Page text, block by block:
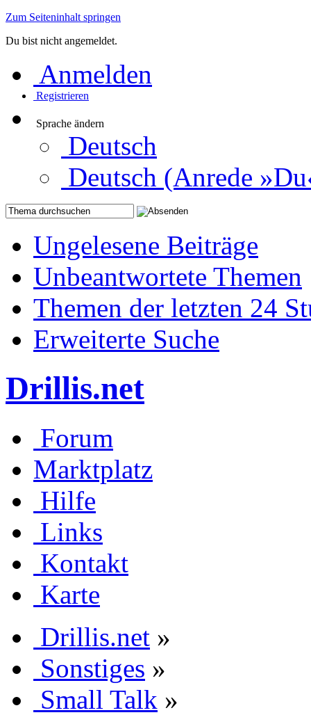
Zum Seiteninhalt springen
Du bist nicht angemeldet.
Anmelden
Registrieren
Sprache ändern
Deutsch
Deutsch (Anrede
Ungelesene Beiträge
Unbeantwortete Themen
Themen der letzten 24
Erweiterte Suche
Drillis.net
Forum
Marktplatz
Hilfe
Links
Kontakt
Karte
Drillis.net »
Sonstiges »
Small Talk »